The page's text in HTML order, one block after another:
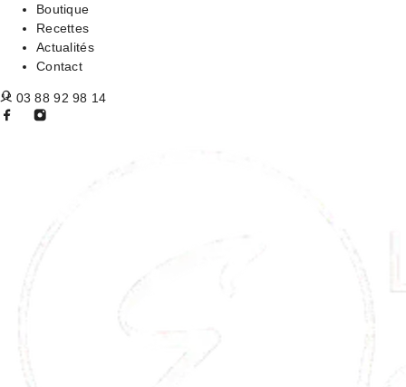
Boutique
Recettes
Actualités
Contact
03 88 92 98 14